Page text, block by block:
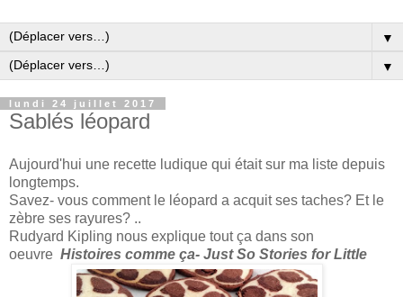
▼
▼
lundi 24 juillet 2017
Sablés léopard
Aujourd'hui une recette ludique qui était sur ma liste depuis
longtemps.
Savez- vous comment le léopard a acquit ses taches? Et le
zèbre ses rayures? ..
Rudyard Kipling nous explique tout ça dans son
oeuvre Histoires comme ça- Just So Stories for Little